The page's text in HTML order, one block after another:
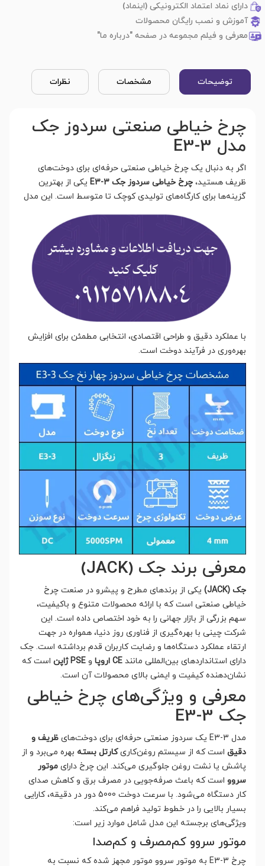
دارای نماد اعتماد الکترونیکی (اینماد)
آموزش و نصب رایگان محصولات
معرفی و فیلم مجموعه در صفحه "درباره ما"
توضیحات مشخصات نظرات
چرخ خیاطی صنعتی سردوز جک
مدل E3-3
اگر به دنبال یک چرخ خیاطی صنعتی حرفه‌ای برای دوخت‌های
ظریف هستید، چرخ خیاطی سردوز جک E3-3
یکی از بهترین
گزینه‌ها برای کارگاه‌های تولیدی کوچک تا متوسط است. این مدل
با عملکرد دقیق و طراحی اقتصادی، انتخابی مطمئن برای افزایش
بهره‌وری در فرآیند دوخت است.
معرفی برند جک (JACK)
جک (JACK)
یکی از برندهای مطرح و پیشرو در صنعت چرخ
خیاطی صنعتی است که با ارائه محصولات متنوع و باکیفیت،
سهم بزرگی از بازار جهانی را به خود اختصاص داده است. این
شرکت چینی با بهره‌گیری از فناوری روز دنیا، همواره در جهت
ارتقاء عملکرد دستگاه‌ها و رضایت کاربران قدم برداشته است. جک
دارای استانداردهای بین‌المللی مانند CE اروپا و PSE ژاپن
است که
نشان‌دهنده کیفیت و ایمنی بالای محصولات آن است.
معرفی و ویژگی‌های چرخ خیاطی
جک E3-3
مدل E3-3 یک سردوز صنعتی حرفه‌ای برای دوخت‌های
ظریف و
دقیق است که از سیستم روغن‌کاریکارتل بسته بهره می‌برد و از
پاشش یا نشت روغن جلوگیری می‌کند. این چرخ دارای موتور
سروو است که باعث صرفه‌جویی در مصرف برق و کاهش صدای
کار دستگاه می‌شود. با سرعت دوخت 5000 دور در دقیقه، کارایی
بسیار بالایی را در خطوط تولید فراهم می‌کند.
ویژگی‌های برجسته این مدل شامل موارد زیر است:
موتور سروو کم‌مصرف و کم‌صدا
چرخ E3-3 به موتور سروو موتور مجهز شده که نسبت به